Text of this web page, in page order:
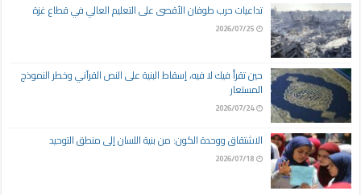
تداعيات حرب طوفان الأقصى على التعليم العالي في قطاع غزة
2026/07/25
حين تقرأ فيك لا فيه، إسقاط البنية على النص القرآني وخطر النموذج
المستعار
2026/07/24
الاشتقاق ووحدة الكون: من بنية اللسان إلى منطق التوحيد
2026/07/18